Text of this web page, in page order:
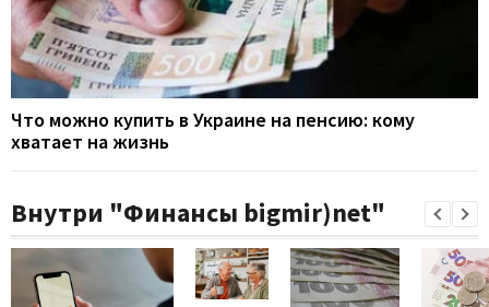
Что можно купить в Украине на пенсию: кому
хватает на жизнь
Внутри "Финансы bigmir)net"